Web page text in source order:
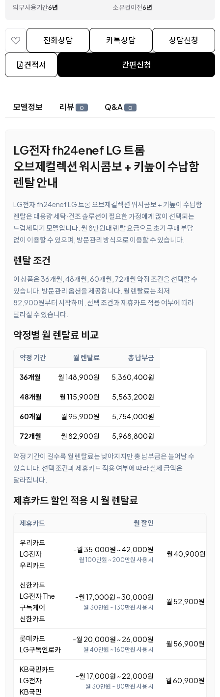
의무사용기간6년 소유권이전6년
전화상담 카톡상담 상담신청
견적서 간편신청
상세 정보
모델정보 리뷰 0 Q&A 0
LG전자 fh24enef LG 트롬
오브제컬렉션 워시콤보 + 키높이 수납함
렌탈 안내
LG전자 fh24enef LG 트롬 오브제컬렉션 워시콤보 + 키높이 수납함
렌탈은 대용량 세탁·건조 솔루션이 필요한 가정에게 많이 선택되는
드럼세탁기 모델입니다. 월 8만원대 렌탈 요금으로 초기 구매 부담
없이 이용할 수 있으며, 방문관리 방식으로 이용할 수 있습니다.
렌탈 조건
이 상품은 36개월, 48개월, 60개월, 72개월 약정 조건을 선택할 수
있습니다. 방문관리 옵션을 제공합니다. 월 렌탈료는 최저
82,900원부터 시작하며, 선택 조건과 제휴카드 적용 여부에 따라
달라질 수 있습니다.
약정별 월 렌탈료 비교
약정 기간 월 렌탈료 총 납부금
36개월 월 148,900원 5,360,400원
48개월 월 115,900원 5,563,200원
60개월 월 95,900원 5,754,000원
72개월 월 82,900원 5,968,800원
약정 기간이 길수록 월 렌탈료는 낮아지지만 총 납부금은 늘어날 수
있습니다. 선택 조건과 제휴카드 적용 여부에 따라 실제 금액은
달라집니다.
제휴카드 할인 적용 시 월 렌탈료
제휴카드 월 할인
우리카드
LG전자
우리카드
-월 35,000원 ~ 42,000원
월 100만원 ~ 200만원 사용 시
월 40,900원 ~
신한카드
LG전자 The
구독케어
신한카드
-월 17,000원 ~ 30,000원
월 30만원 ~ 130만원 사용 시
월 52,900원 ~
롯데카드
LG구독엔로카
-월 20,000원 ~ 26,000원
월 40만원 ~ 160만원 사용 시
월 56,900원 ~
KB국민카드
LG전자
KB국민
-월 17,000원 ~ 22,000원
월 30만원 ~ 80만원 사용 시
월 60,900원 ~